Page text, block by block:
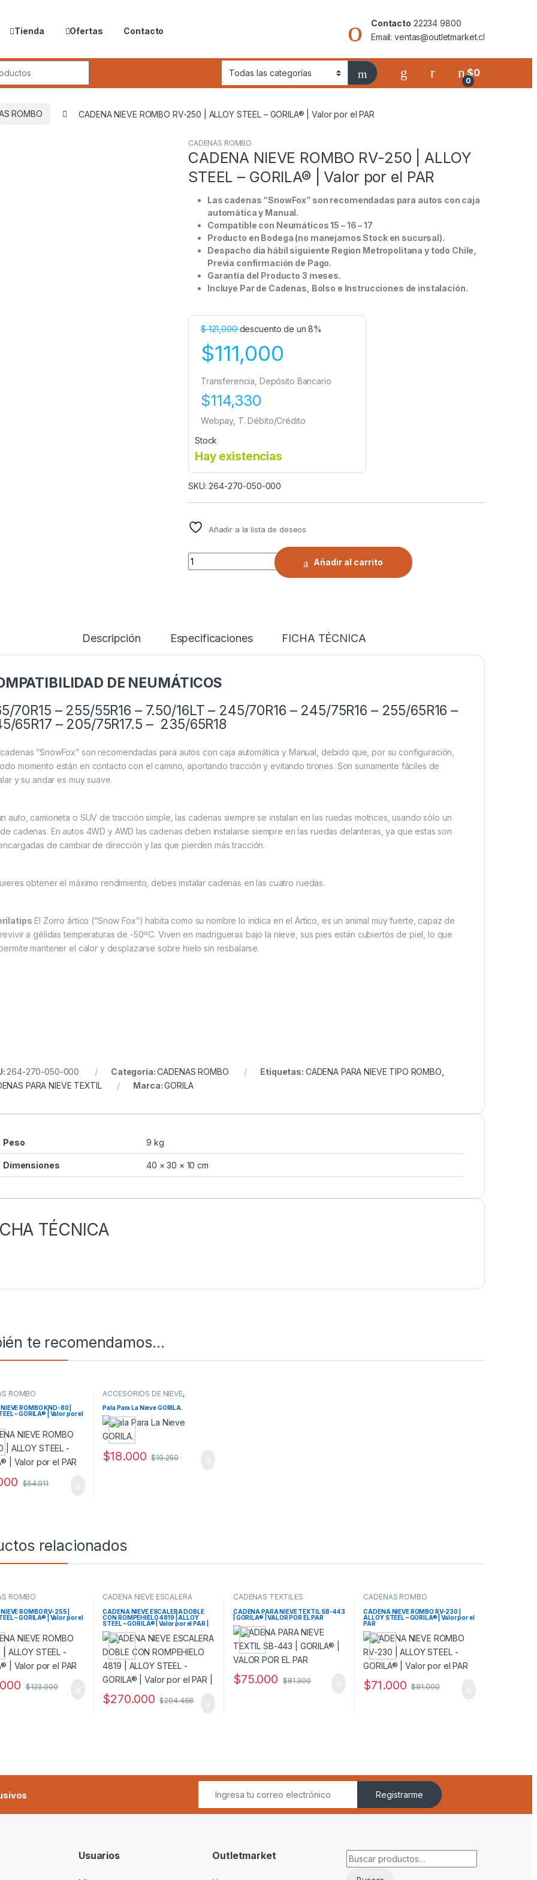
Tienda Ofertas Contacto
Contacto 22234 9800
Email: ventas@outletmarket.cl
0
$0
ROMBO CADENA NIEVE ROMBO RV-250 | ALLOY STEEL – GORILA® | Valor por el PAR
CADENAS ROMBO
CADENA NIEVE ROMBO RV-250 | ALLOY
STEEL – GORILA® | Valor por el PAR
Las cadenas “SnowFox” son recomendadas para autos con caja
automática y Manual.
Compatible con Neumáticos 15 – 16 – 17
Producto en Bodega (no manejamos Stock en sucursal).
Despacho dia hábil siguiente Region Metropolitana y todo Chile,
Previa confirmación de Pago.
Garantía del Producto 3 meses.
Incluye Par de Cadenas, Bolso e Instrucciones de instalación.
$121,000descuento de un 8%
$111,000
Transferencia, Depósito Bancario
$114,330
Webpay, T. Débito/Crédito
Stock
Hay existencias
SKU: 264-270-050-000
Añadir a la lista de deseos
CADENA NIEVE ROMBO RV-250 | ALLOY STEEL - GORILA® | Valor por el PAR
Añadir al carrito
Descripción Especificaciones FICHA TÉCNICA
DE NEUMÁTICOS
70R15 – 255/55R16 – 7.50/16LT – 245/70R16 – 245/75R16 – 255/65R16 –
65R17 – 205/75R17.5 – 235/65R18
“SnowFox” son recomendadas para autos con caja automática y Manual, debido que, por su configuración,
momento están en contacto con el camino, aportando tracción y evitando tirones. Son sumamente fáciles de
y su andar es muy suave.
auto, camioneta o SUV de tracción simple, las cadenas siempre se instalan en las ruedas motrices, usando sólo un
cadenas. En autos 4WD y AWD las cadenas deben instalarse siempre en las ruedas delanteras, ya que estas son
de cambiar de dirección y las que pierden más tracción.
obtener el máximo rendimiento, debes instalar cadenas en las cuatro ruedas.
El Zorro ártico (“Snow Fox”) habita como su nombre lo indica en el Ártico, es un animal muy fuerte, capaz de
a gélidas temperaturas de -50ºC. Viven en madrigueras bajo la nieve, sus pies están cubiertos de piel, lo que
mantener el calor y desplazarse sobre hielo sin resbalarse.
264-270-050-000 Categoría:CADENAS ROMBO Etiquetas: CADENA PARA NIEVE TIPO ROMBO
PARA NIEVE TEXTIL
Marca:GORILA
Peso 9 kg
Dimensiones 40 × 30 × 10 cm
TÉCNICA
te recomendamos…
ROMBO
ROMBO KND-80 |
– GORILA® | Valor por el
$54.911
ACCESORIOS DE NIEVE,
Pala Para La Nieve GORILA.
$18.000 $19.250
relacionados
ROMBO
ROMBO RV-255 |
– GORILA® | Valor por el
$123.000
CADENA NIEVE ESCALERA
CADENA NIEVE ESCALERA DOBLE
CON ROMPEHIELO 4819 | ALLOY
STEEL – GORILA® | Valor por el PAR |
$270.000 $294.468
CADENAS TEXTILES
CADENA PARA NIEVE TEXTIL SB-443
| GORILA® | VALOR POR EL PAR
$75.000 $81.300
CADENAS ROMBO
CADENA NIEVE ROMBO RV-230 |
ALLOY STEEL – GORILA® | Valor por el
PAR
$71.000 $81.000
Registrarme
Usuarios Outletmarket Buscar por: